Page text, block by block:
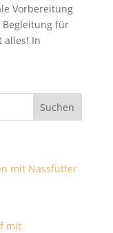
Vorbereitung
für
alles! In
mit Nassfutter
mit